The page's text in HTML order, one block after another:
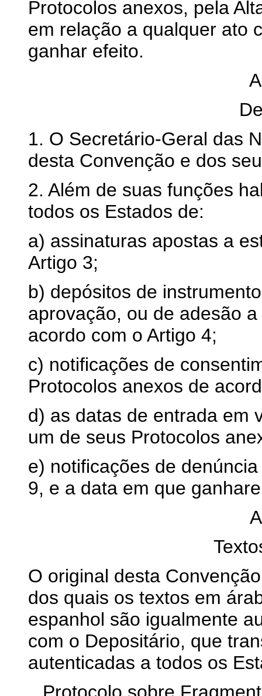
Protocolos anexos, pela
em relação a qualquer ato
ganhar efeito.
1. O Secretário-Geral das
desta Convenção e dos
2. Além de suas funções
todos os Estados de:
a) assinaturas apostas a
Artigo 3;
b) depósitos de
aprovação, ou de adesão
acordo com o Artigo 4;
c) notificações de
Protocolos anexos de
d) as datas de entrada em
um de seus Protocolos
e) notificações de
9, e a data em que
O original desta
dos quais os textos em
espanhol são igualmente
com o Depositário, que
autenticadas a todos os